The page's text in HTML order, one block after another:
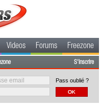
Videos Forums Freezone
S'inscrire
Pass oublié ?